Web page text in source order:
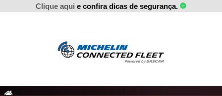
Clique aqui e confira dicas de segurança.